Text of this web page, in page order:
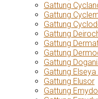
Gattung
Gattung
Gattung
Gattung
Gattung
Gattung
Gattung
Gattung
Gattung Elusor
Gattung